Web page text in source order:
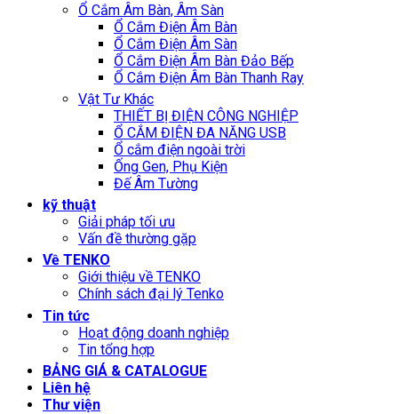
Ổ Cắm Âm Bàn, Âm Sàn
Ổ Cắm Điện Âm Bàn
Ổ Cắm Điện Âm Sàn
Ổ Cắm Điện Âm Bàn Đảo Bếp
Ổ Cắm Điện Âm Bàn Thanh Ray
Vật Tư Khác
THIẾT BỊ ĐIỆN CÔNG NGHIỆP
Ổ CẮM ĐIỆN ĐA NĂNG USB
Ổ cắm điện ngoài trời
Ống Gen, Phụ Kiện
Đế Âm Tường
kỹ thuật
Giải pháp tối ưu
Vấn đề thường gặp
Về TENKO
Giới thiệu về TENKO
Chính sách đại lý Tenko
Tin tức
Hoạt động doanh nghiệp
Tin tổng hợp
BẢNG GIÁ & CATALOGUE
Liên hệ
Thư viện